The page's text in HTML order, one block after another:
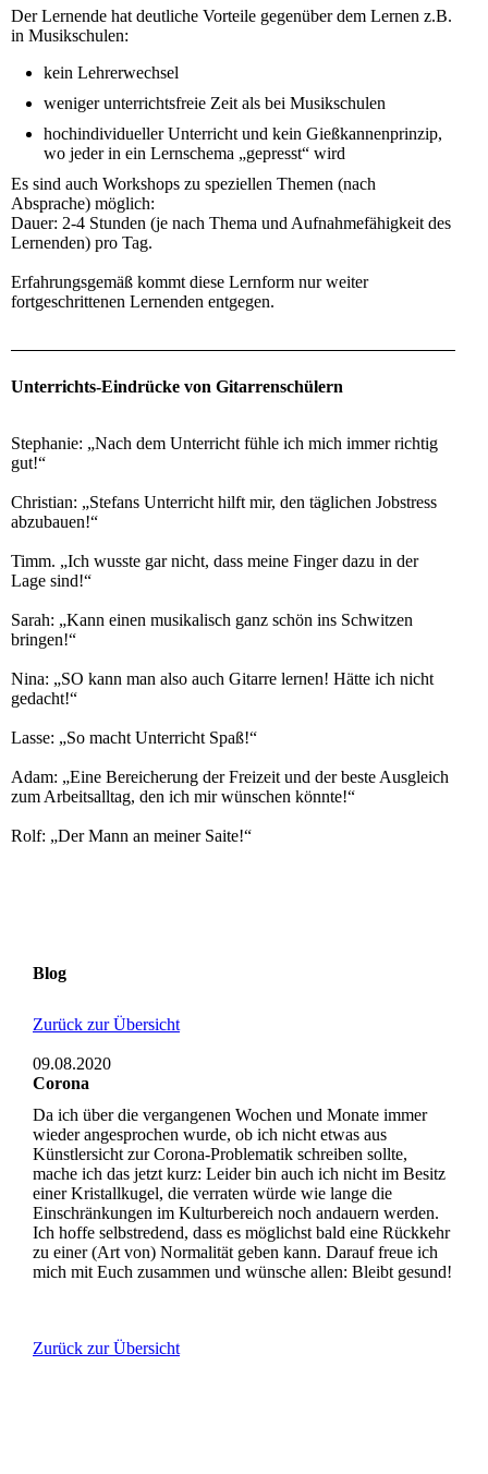
Der Lernende hat deutliche Vorteile gegenüber dem Lernen z.B.
in Musikschulen:
kein Lehrerwechsel
weniger unterrichtsfreie Zeit als bei Musikschulen
hochindividueller Unterricht und kein Gießkannenprinzip,
wo jeder in ein Lernschema „gepresst“ wird
Es sind auch Workshops zu speziellen Themen (nach
Absprache) möglich:
Dauer: 2-4 Stunden (je nach Thema und Aufnahmefähigkeit des
Lernenden) pro Tag.
Erfahrungsgemäß kommt diese Lernform nur weiter
fortgeschrittenen Lernenden entgegen.
Unterrichts-Eindrücke von Gitarrenschülern
Stephanie: „Nach dem Unterricht fühle ich mich immer richtig
gut!“
Christian: „Stefans Unterricht hilft mir, den täglichen Jobstress
abzubauen!“
Timm. „Ich wusste gar nicht, dass meine Finger dazu in der
Lage sind!“
Sarah: „Kann einen musikalisch ganz schön ins Schwitzen
bringen!“
Nina: „SO kann man also auch Gitarre lernen! Hätte ich nicht
gedacht!“
Lasse: „So macht Unterricht Spaß!“
Adam: „Eine Bereicherung der Freizeit und der beste Ausgleich
zum Arbeitsalltag, den ich mir wünschen könnte!“
Rolf: „Der Mann an meiner Saite!“
Blog
Zurück zur Übersicht
09.08.2020
Corona
Da ich über die vergangenen Wochen und Monate immer
wieder angesprochen wurde, ob ich nicht etwas aus
Künstlersicht zur Corona-Problematik schreiben sollte,
mache ich das jetzt kurz: Leider bin auch ich nicht im Besitz
einer Kristallkugel, die verraten würde wie lange die
Einschränkungen im Kulturbereich noch andauern werden.
Ich hoffe selbstredend, dass es möglichst bald eine Rückkehr
zu einer (Art von) Normalität geben kann. Darauf freue ich
mich mit Euch zusammen und wünsche allen: Bleibt gesund!
Zurück zur Übersicht